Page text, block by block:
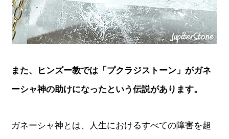
また、ヒンズー教では「プクラジストーン」がガネ
ーシャ神の助けになったという伝説があります。
ガネーシャ神とは、人生におけるすべての障害を超